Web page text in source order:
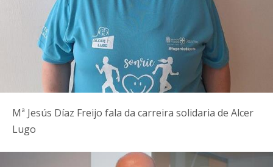
Mª Jesús Díaz Freijo fala da carreira solidaria de Alcer
Lugo